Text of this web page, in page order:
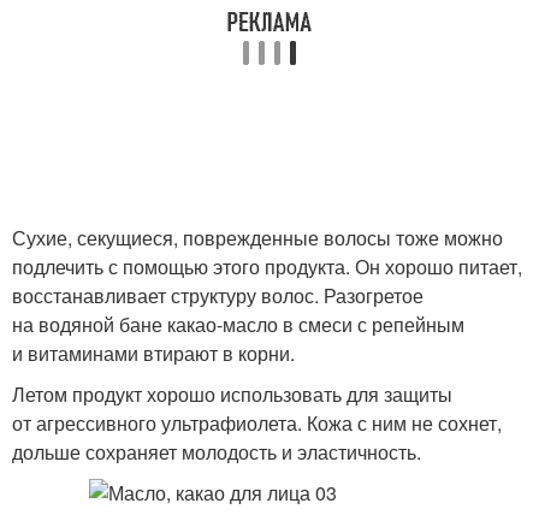
Сухие, секущиеся, поврежденные волосы тоже можно
подлечить с помощью этого продукта. Он хорошо питает,
восстанавливает структуру волос. Разогретое
на водяной бане какао-масло в смеси с репейным
и витаминами втирают в корни.
Летом продукт хорошо использовать для защиты
от агрессивного ультрафиолета. Кожа с ним не сохнет,
дольше сохраняет молодость и эластичность.